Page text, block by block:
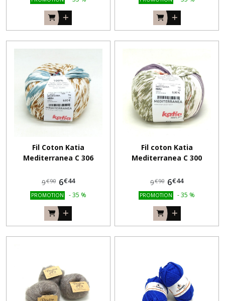
Fil Coton Katia
Mediterranea C 306
9€90 6€44
PROMOTION -35 %
Fil coton Katia
Mediterranea C 300
9€90 6€44
PROMOTION -35 %